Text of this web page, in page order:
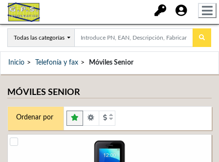
Todas las categorías
Inicio Telefonía y fax Móviles Senior
MÓVILES SENIOR
Ordenar por